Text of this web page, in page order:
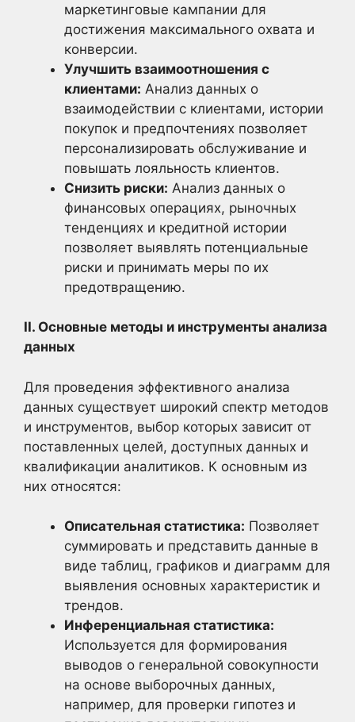
маркетинговые кампании для
достижения максимального охвата и
конверсии.
Улучшить взаимоотношения с
клиентами: Анализ данных о
взаимодействии с клиентами, истории
покупок и предпочтениях позволяет
персонализировать обслуживание и
повышать лояльность клиентов.
Снизить риски: Анализ данных о
финансовых операциях, рыночных
тенденциях и кредитной истории
позволяет выявлять потенциальные
риски и принимать меры по их
предотвращению.
II. Основные методы и инструменты анализа
данных
Для проведения эффективного анализа
данных существует широкий спектр методов
и инструментов, выбор которых зависит от
поставленных целей, доступных данных и
квалификации аналитиков. К основным из
них относятся:
Описательная статистика: Позволяет
суммировать и представить данные в
виде таблиц, графиков и диаграмм для
выявления основных характеристик и
трендов.
Инференциальная статистика:
Используется для формирования
выводов о генеральной совокупности
на основе выборочных данных,
например, для проверки гипотез и